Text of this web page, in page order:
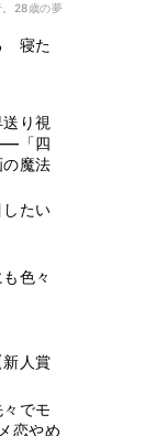
。28歳の夢
寝た
り視
「四
魔法
たい
色々
新人賞
でモ
恋やめ